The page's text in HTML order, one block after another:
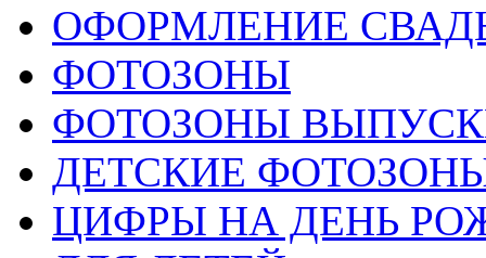
ОФОРМЛЕНИЕ
ФОТОЗОНЫ
ФОТОЗОНЫ
ДЕТСКИЕ
ЦИФРЫ НА ДЕНЬ